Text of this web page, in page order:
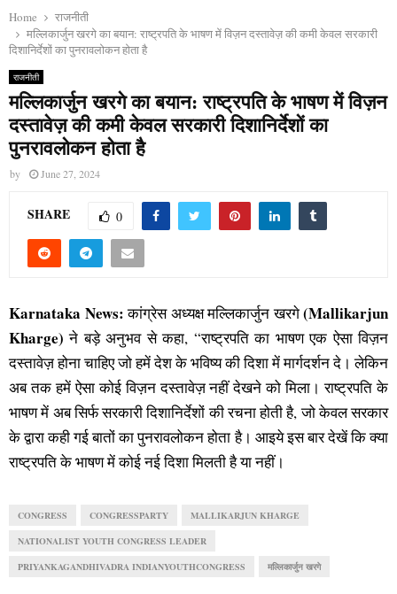
Home
राजनीती
मल्लिकार्जुन खरगे का बयान: राष्ट्रपति के भाषण में विज़न दस्तावेज़ की कमी केवल सरकारी
दिशानिर्देशों का पुनरावलोकन होता है
राजनीती
मल्लिकार्जुन खरगे का बयान: राष्ट्रपति के भाषण में विज़न
दस्तावेज़ की कमी केवल सरकारी दिशानिर्देशों का
पुनरावलोकन होता है
by June 27, 2024
SHARE 0
Karnataka News:कांग्रेस अध्यक्ष मल्लिकार्जुन खरगे(Mallikarjun
Kharge) ने बड़े अनुभव से कहा, “राष्ट्रपति का भाषण एक ऐसा विज़न
दस्तावेज़ होना चाहिए जो हमें देश के भविष्य की दिशा में मार्गदर्शन दे। लेकिन
अब तक हमें ऐसा कोई विज़न दस्तावेज़ नहीं देखने को मिला। राष्ट्रपति के
भाषण में अब सिर्फ सरकारी दिशानिर्देशों की रचना होती है, जो केवल सरकार
के द्वारा कही गई बातों का पुनरावलोकन होता है। आइये इस बार देखें कि क्या
राष्ट्रपति के भाषण में कोई नई दिशा मिलती है या नहीं।
CONGRESS CONGRESSPARTY MALLIKARJUN KHARGE
NATIONALIST YOUTH CONGRESS LEADER
PRIYANKAGANDHIVADRA INDIANYOUTHCONGRESS मल्लिकार्जुन खरगे